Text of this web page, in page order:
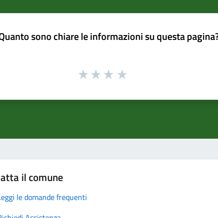
sono chiare le informazioni su questa
il comune
le domande frequenti